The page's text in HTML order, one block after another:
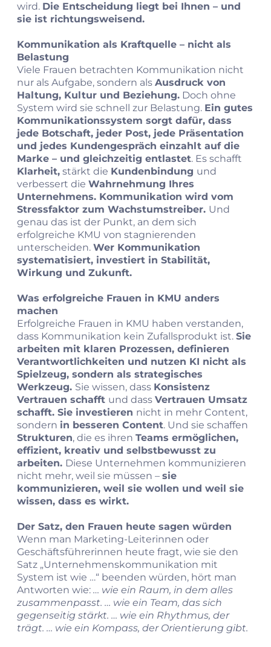
wird. Die Entscheidung liegt bei Ihnen – und
sie ist richtungsweisend.
Kommunikation als Kraftquelle – nicht als
Belastung
Viele Frauen betrachten Kommunikation nicht
nur als Aufgabe, sondern als Ausdruck von
Haltung, Kultur und Beziehung. Doch ohne
System wird sie schnell zur Belastung. Ein gutes
Kommunikationssystem sorgt dafür, dass
jede Botschaft, jeder Post, jede Präsentation
und jedes Kundengespräch einzahlt auf die
Marke – und gleichzeitig entlastet. Es schafft
Klarheit, stärkt die Kundenbindung und
verbessert die Wahrnehmung Ihres
Unternehmens. Kommunikation wird vom
Stressfaktor zum Wachstumstreiber. Und
genau das ist der Punkt, an dem sich
erfolgreiche KMU von stagnierenden
unterscheiden. Wer Kommunikation
systematisiert, investiert in Stabilität,
Wirkung und Zukunft.
Was erfolgreiche Frauen in KMU anders
machen
Erfolgreiche Frauen in KMU haben verstanden,
dass Kommunikation kein Zufallsprodukt ist. Sie
arbeiten mit klaren Prozessen, definieren
Verantwortlichkeiten und nutzen KI nicht als
Spielzeug, sondern als strategisches
Werkzeug. Sie wissen, dass Konsistenz
Vertrauen schafft und dass Vertrauen Umsatz
schafft. Sie investieren nicht in mehr Content,
sondern in besseren Content. Und sie schaffen
Strukturen, die es ihren Teams ermöglichen,
effizient, kreativ und selbstbewusst zu
arbeiten. Diese Unternehmen kommunizieren
nicht mehr, weil sie müssen – sie
kommunizieren, weil sie wollen und weil sie
wissen, dass es wirkt.
Der Satz, den Frauen heute sagen würden
Wenn man Marketing‑Leiterinnen oder
Geschäftsführerinnen heute fragt, wie sie den
Satz „Unternehmenskommunikation mit
System ist wie …“ beenden würden, hört man
Antworten wie: … wie ein Raum, in dem alles
zusammenpasst. … wie ein Team, das sich
gegenseitig stärkt. … wie ein Rhythmus, der
trägt. … wie ein Kompass, der Orientierung gibt.